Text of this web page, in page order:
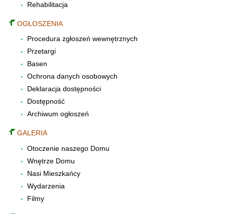
Rehabilitacja
OGŁOSZENIA
Procedura zgłoszeń wewnętrznych
Przetargi
Basen
Ochrona danych osobowych
Deklaracja dostępności
Dostępność
Archiwum ogłoszeń
GALERIA
Otoczenie naszego Domu
Wnętrze Domu
Nasi Mieszkańcy
Wydarzenia
Filmy